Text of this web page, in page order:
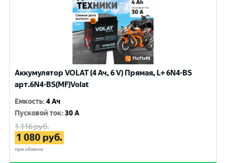
Аккумулятор VOLAT (4 Ач, 6 V) Прямая, L+ 6N4-BS
арт.6N4-BS(MF)Volat
Емкость:4 Ач
Пусковой ток:30 A
1 116руб.
1 080 руб.
при обмене